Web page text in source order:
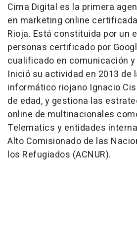
Cima Digital es la primera
en marketing online
Rioja. Está constituida por un
personas certificado por
cualificado en comunicación
Inició su actividad en 2013 de
informático riojano Ignacio
de edad, y gestiona las
online de multinacionales
Telematics y entidades
Alto Comisionado de las
los Refugiados (ACNUR).